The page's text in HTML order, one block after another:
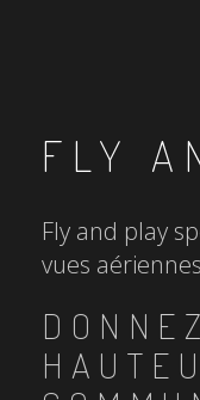
FLY
Fly and play
vues